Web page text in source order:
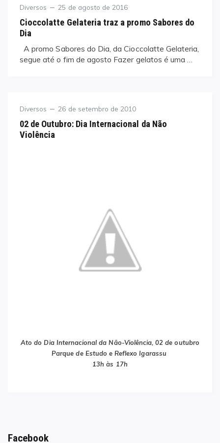
Category
Diversos
Posted
25 de agosto de 2016
Cioccolatte Gelateria traz a promo Sabores do
Dia
A promo Sabores do Dia, da Cioccolatte Gelateria,
segue até o fim de agosto Fazer gelatos é uma …
Category
Diversos
Posted
26 de setembro de 2010
02 de Outubro: Dia Internacional da Não
Violência
Ato do Dia Internacional da Não-Violência, 02 de outubro
Parque de Estudo e Reflexo Igarassu
13h às 17h
Facebook